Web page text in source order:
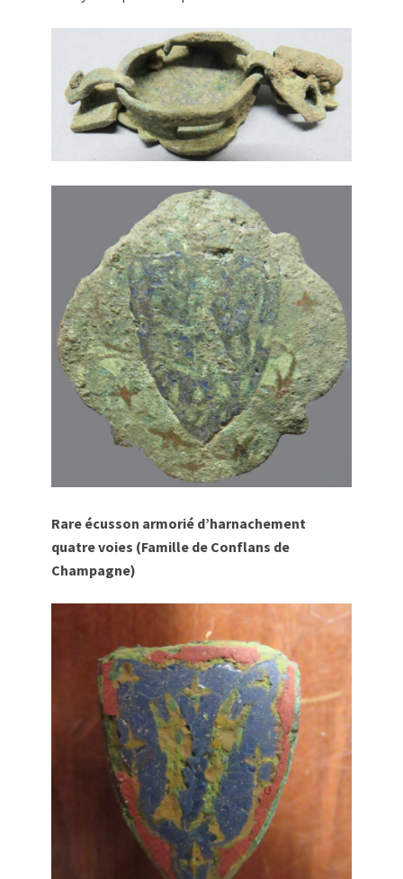
Rare écusson armorié d’harnachement
quatre voies (Famille de Conflans de
Champagne)